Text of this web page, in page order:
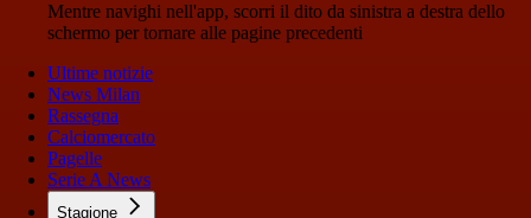
Mentre navighi nell'app, scorri il dito da sinistra a destra dello
schermo per tornare alle pagine precedenti
Ultime notizie
News Milan
Rassegna
Calciomercato
Pagelle
Serie A News
Stagione